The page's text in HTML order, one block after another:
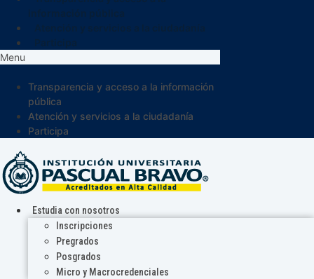
Menu
Transparencia y acceso a la información
pública
Atención y servicios a la ciudadanía
Participa
Estudia con nosotros
Inscripciones
Pregrados
Posgrados
Micro y Macrocredenciales